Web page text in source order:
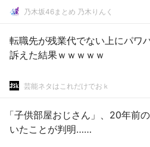
乃木坂46まとめ 乃木りんく
転職先が残業代でない上にパワ
訴えた結果ｗｗｗｗｗ
芸能ネタはこれだけでおｋ
「子供部屋おじさん」、20年前
いたことが判明……